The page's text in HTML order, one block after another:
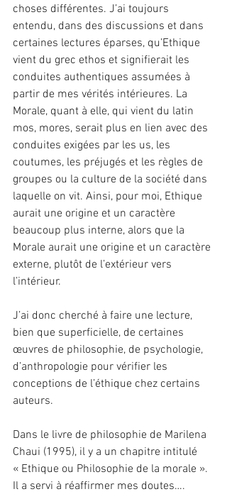
choses différentes. J’ai toujours
entendu, dans des discussions et dans
certaines lectures éparses, qu’Ethique
vient du grec ethos et signifierait les
conduites authentiques assumées à
partir de mes vérités intérieures. La
Morale, quant à elle, qui vient du latin
mos, mores, serait plus en lien avec des
conduites exigées par les us, les
coutumes, les préjugés et les règles de
groupes ou la culture de la société dans
laquelle on vit. Ainsi, pour moi, Ethique
aurait une origine et un caractère
beaucoup plus interne, alors que la
Morale aurait une origine et un caractère
externe, plutôt de l’extérieur vers
l’intérieur.
J’ai donc cherché à faire une lecture,
bien que superficielle, de certaines
œuvres de philosophie, de psychologie,
d’anthropologie pour vérifier les
conceptions de l’éthique chez certains
auteurs.
Dans le livre de philosophie de Marilena
Chaui (1995), il y a un chapitre intitulé
« Ethique ou Philosophie de la morale ».
Il a servi à réaffirmer mes doutes….